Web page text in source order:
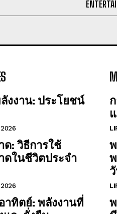
งงาน: ประโยชน์
2026
ด: วิธีการใช้
ดในชีวิตประจำ
2026
าทิตย์: พลังงานที่